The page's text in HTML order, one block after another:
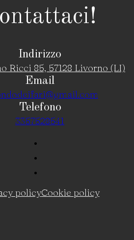
Indirizzo
Ricci 85, 57128 Livorno (LI)
Email
Telefono
3357528541
policyCookie policy